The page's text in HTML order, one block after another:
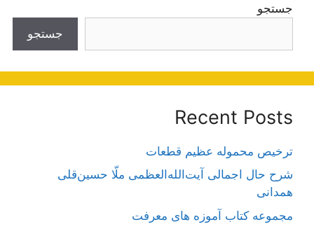
جستجو
جستجو
Recent Posts
ترخیص محموله عظیم قطعات
شرح حال اجمالی آیت‌الله‌العظمی ملّا حسین‌قلی
همدانی
مجموعه کتاب آموزه های معرفت